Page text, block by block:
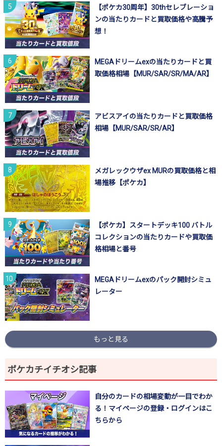
【ポケカ30周年】30thセレブレーショ
ンの当たりカードと買取価格や高騰予
想！
MEGAドリームexの当たりカードと買
取価格相場【MUR/SAR/SR/MA/AR】
アビスアイの当たりカードと買取価格
相場【MUR/SAR/SR/AR】
メガレックウザex MURの買取価格と相
場推移【ポケカ】
【ポケカ】スタートデッキ100 バトル
コレクションの当たりカードや買取価
格相場と番号
MEGAドリームexのパック開封シミュ
レーター
もっと見る
ポケカチイチオシ記事
自分のカードの相場変動が一目でわか
る！マイページの登録・ログインはこ
ちらから